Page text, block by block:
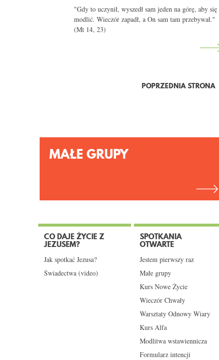
"Gdy to uczynił, wyszedł sam jeden na górę, aby się
modlić. Wieczór zapadł, a On sam tam przebywał."
(Mt 14, 23)
POPRZEDNIA STRONA
MAŁE GRUPY
CO DAJE ŻYCIE Z
JEZUSEM?
Jak spotkać Jezusa?
Świadectwa (video)
SPOTKANIA
OTWARTE
Jestem pierwszy raz
Małe grupy
Kurs Nowe Życie
Wieczór Chwały
Warsztaty Odnowy Wiary
Kurs Alfa
Modlitwa wstawiennicza
Formularz intencji